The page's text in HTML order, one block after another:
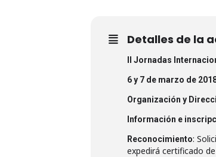
Detalles de la
II Jornadas
6 y 7 de marzo de
Organización y
Información e
Reconocimiento:
expedirá certificado